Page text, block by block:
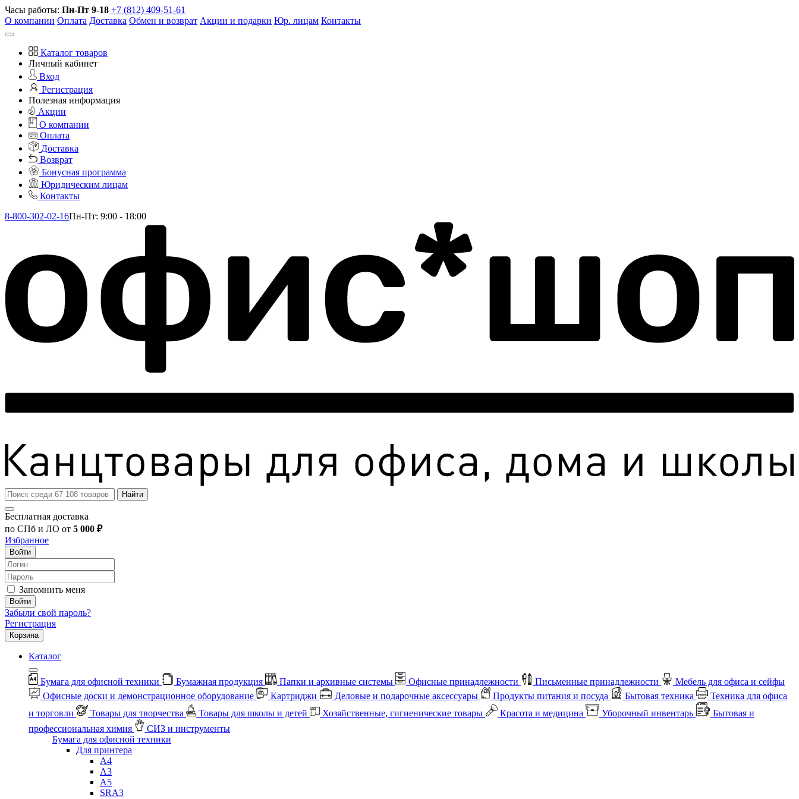
Часы работы: Пн-Пт 9-18 +7 (812) 409-51-61
О компании Оплата Доставка Обмен и возврат Акции и подарки Юр. лицам Контакты
Каталог товаров
Личный кабинет
Вход
Регистрация
Полезная информация
Акции
О компании
Оплата
Доставка
Возврат
Бонусная программа
Юридическим лицам
Контакты
8-800-302-02-16Пн-Пт: 9:00 - 18:00
Найти
Бесплатная доставка
по СПб и ЛО от 5 000 ₽
Избранное
Войти
Запомнить меня
Войти
Забыли свой пароль?
Регистрация
Корзина
Каталог
Бумага для офисной техники Бумажная продукция Папки и архивные системы Офисные принадлежности Письменные принадлежности
Мебель для офиса и сейфы
Офисные доски и демонстрационное оборудование
Картриджи Деловые и подарочные аксессуары Продукты питания и посуда Бытовая техника
Техника для офиса
и торговли
Товары для творчества Товары для школы и детей Хозяйственные, гигиенические товары Красота и медицина Уборочный инвентарь
Бытовая и
профессиональная химия
СИЗ и инструменты
Бумага для офисной техники
Для принтера
А4
А3
А5
SRA3